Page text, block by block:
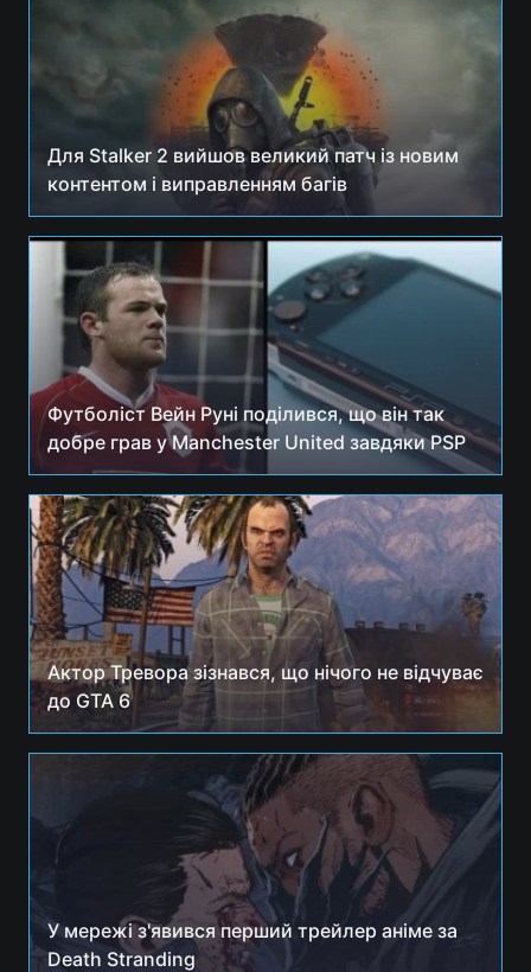
Для Stalker 2 вийшов великий патч із новим
контентом і виправленням багів
Футболіст Вейн Руні поділився, що він так
добре грав у Manchester United завдяки PSP
Актор Тревора зізнався, що нічого не відчуває
до GTA 6
У мережі з'явився перший трейлер аніме за
Death Stranding